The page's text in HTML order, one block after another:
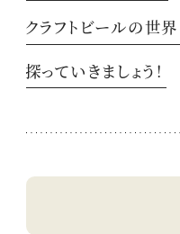
クラフトビールの世
探っていきましょう！